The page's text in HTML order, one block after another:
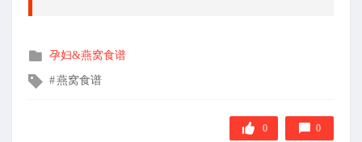
发
在
孕妇&燕窝食谱
文燕窝食谱
0 0